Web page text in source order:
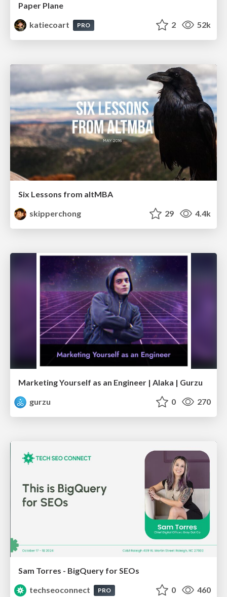
Paper Plane
katiecoart
PRO 2 52k
Six Lessons from altMBA
skipperchong
29 4.4k
Marketing Yourself as an Engineer | Alaka | Gurzu
gurzu
0 270
Sam Torres - BigQuery for SEOs
techseoconnect
PRO 0 460